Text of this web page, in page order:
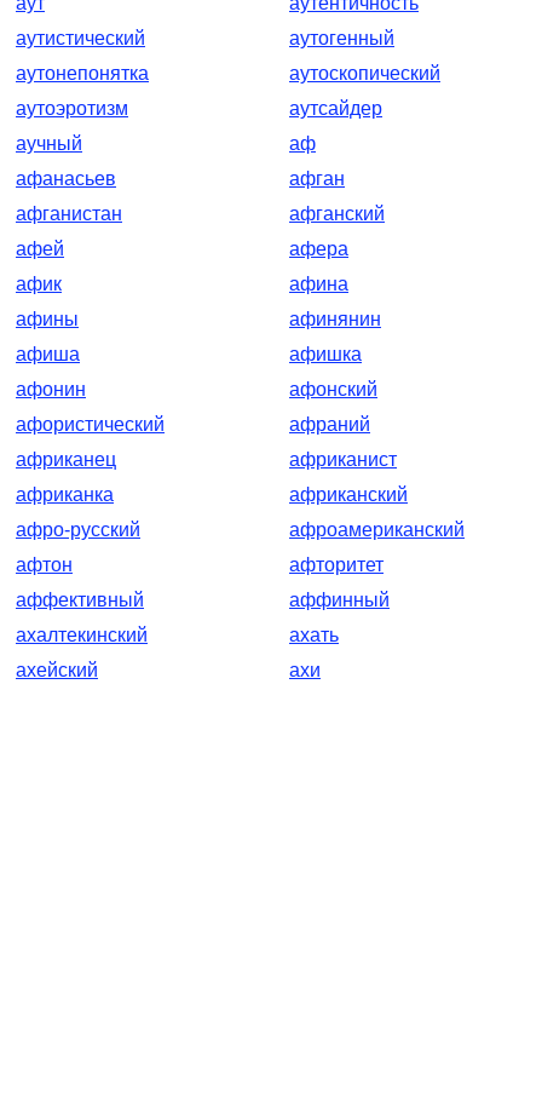
аутистический
аутогенный
аутонепонятка
аутоскопический
аутоэротизм
аутсайдер
аучный
аф
афанасьев
афган
афганистан
афганский
афей
афера
афик
афина
афины
афинянин
афиша
афишка
афонин
афонский
афористический
афраний
африканец
африканист
африканка
африканский
афро-русский
афроамериканский
афтон
афторитет
аффективный
аффинный
ахалтекинский
ахать
ахейский
ахи